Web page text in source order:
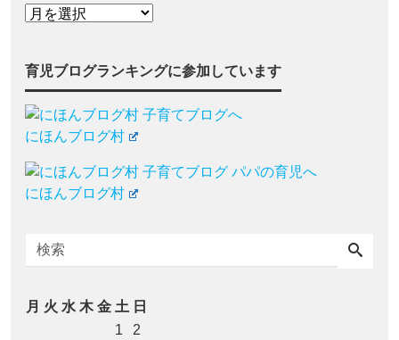
育児ブログランキングに参加しています
にほんブログ村
にほんブログ村
月 火 水 木 金 土 日
1
2